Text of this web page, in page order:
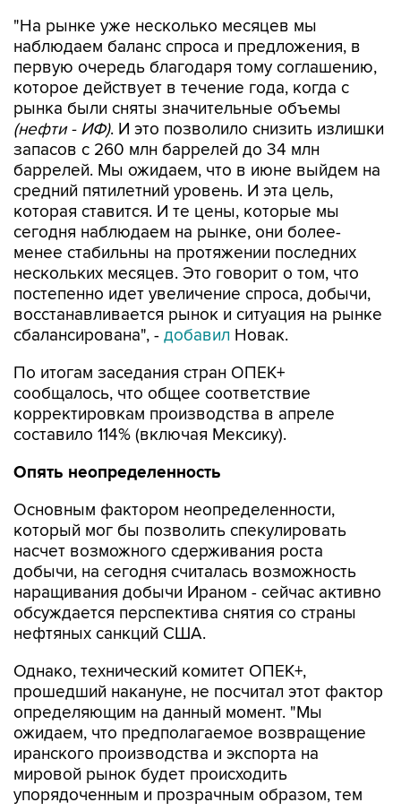
"На рынке уже несколько месяцев мы
наблюдаем баланс спроса и предложения, в
первую очередь благодаря тому соглашению,
которое действует в течение года, когда с
рынка были сняты значительные объемы
(нефти - ИФ). И это позволило снизить излишки
запасов с 260 млн баррелей до 34 млн
баррелей. Мы ожидаем, что в июне выйдем на
средний пятилетний уровень. И эта цель,
которая ставится. И те цены, которые мы
сегодня наблюдаем на рынке, они более-
менее стабильны на протяжении последних
нескольких месяцев. Это говорит о том, что
постепенно идет увеличение спроса, добычи,
восстанавливается рынок и ситуация на рынке
сбалансирована", - добавил Новак.
По итогам заседания стран ОПЕК+
сообщалось, что общее соответствие
корректировкам производства в апреле
составило 114% (включая Мексику).
Опять неопределенность
Основным фактором неопределенности,
который мог бы позволить спекулировать
насчет возможного сдерживания роста
добычи, на сегодня считалась возможность
наращивания добычи Ираном - сейчас активно
обсуждается перспектива снятия со страны
нефтяных санкций США.
Однако, технический комитет ОПЕК+,
прошедший накануне, не посчитал этот фактор
определяющим на данный момент. "Мы
ожидаем, что предполагаемое возвращение
иранского производства и экспорта на
мировой рынок будет происходить
упорядоченным и прозрачным образом, тем